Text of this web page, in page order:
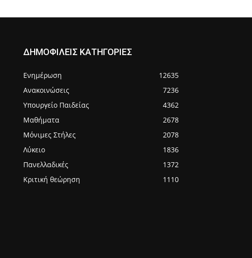
ΔΗΜΟΦΙΛΕΙΣ ΚΑΤΗΓΟΡΙΕΣ
Ενημέρωση
12635
Ανακοινώσεις
7236
Υπουργείο Παιδείας
4362
Μαθήματα
2678
Μόνιμες Στήλες
2078
Λύκειο
1836
Πανελλαδικές
1372
Κριτική θεώρηση
1110